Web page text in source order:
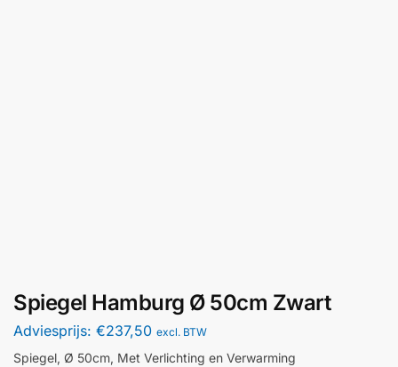
Spiegel Hamburg Ø 50cm Zwart
Adviesprijs: €237,50 excl. BTW
Spiegel, Ø 50cm, Met Verlichting en Verwarming